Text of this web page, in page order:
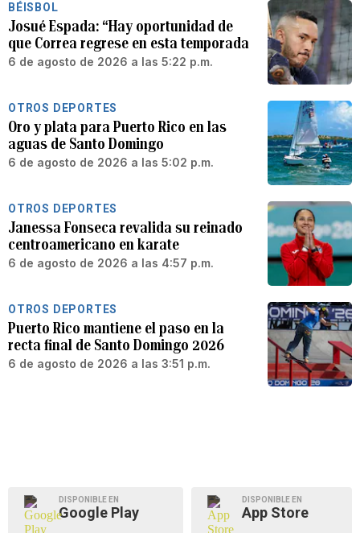
BÉISBOL
Josué Espada: “Hay oportunidad de
que Correa regrese en esta temporada
6 de agosto de 2026 a las 5:22 p.m.
OTROS DEPORTES
Oro y plata para Puerto Rico en las
aguas de Santo Domingo
6 de agosto de 2026 a las 5:02 p.m.
OTROS DEPORTES
Janessa Fonseca revalida su reinado
centroamericano en karate
6 de agosto de 2026 a las 4:57 p.m.
OTROS DEPORTES
Puerto Rico mantiene el paso en la
recta final de Santo Domingo 2026
6 de agosto de 2026 a las 3:51 p.m.
DISPONIBLE EN
Google Play
DISPONIBLE EN
App Store